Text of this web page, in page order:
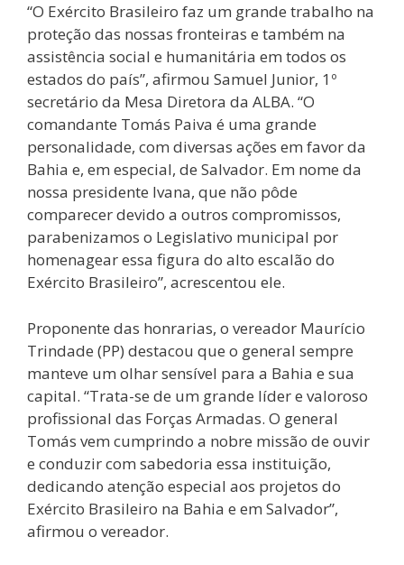
“O Exército Brasileiro faz um grande trabalho na
proteção das nossas fronteiras e também na
assistência social e humanitária em todos os
estados do país”, afirmou Samuel Junior, 1º
secretário da Mesa Diretora da ALBA. “O
comandante Tomás Paiva é uma grande
personalidade, com diversas ações em favor da
Bahia e, em especial, de Salvador. Em nome da
nossa presidente Ivana, que não pôde
comparecer devido a outros compromissos,
parabenizamos o Legislativo municipal por
homenagear essa figura do alto escalão do
Exército Brasileiro”, acrescentou ele.
Proponente das honrarias, o vereador Maurício
Trindade (PP) destacou que o general sempre
manteve um olhar sensível para a Bahia e sua
capital. “Trata-se de um grande líder e valoroso
profissional das Forças Armadas. O general
Tomás vem cumprindo a nobre missão de ouvir
e conduzir com sabedoria essa instituição,
dedicando atenção especial aos projetos do
Exército Brasileiro na Bahia e em Salvador”,
afirmou o vereador.